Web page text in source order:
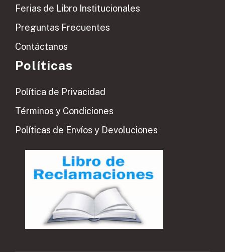
Ferias de Libro Institucionales
Preguntas Frecuentes
Contáctanos
Políticas
Política de Privacidad
Términos y Condiciones
Políticas de Envíos y Devoluciones